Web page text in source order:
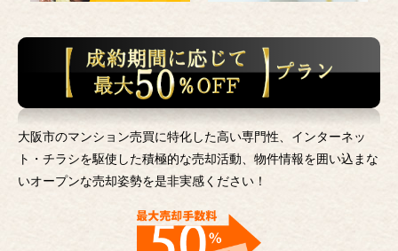
大阪市のマンション売買に特化した高い専門性、インターネッ
ト・チラシを駆使した積極的な売却活動、 物件情報を囲い込まな
いオープンな売却姿勢を是非実感ください！